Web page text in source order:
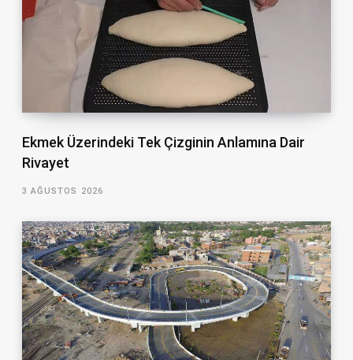
Ekmek Üzerindeki Tek Çizginin Anlamına Dair
Rivayet
3 AĞUSTOS 2026